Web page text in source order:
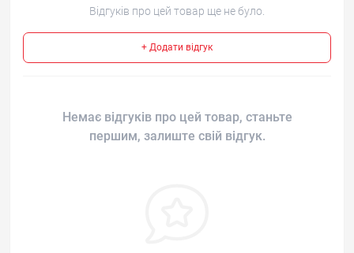
Відгуків про цей товар ще не було.
+ Додати відгук
Немає відгуків про цей товар, станьте
першим, залиште свій відгук.